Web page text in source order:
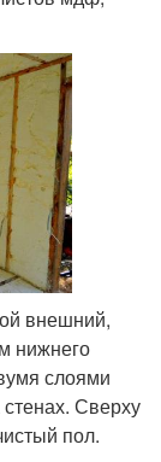
внешний,
нижнего
слоями
стенах. Сверху
пол.